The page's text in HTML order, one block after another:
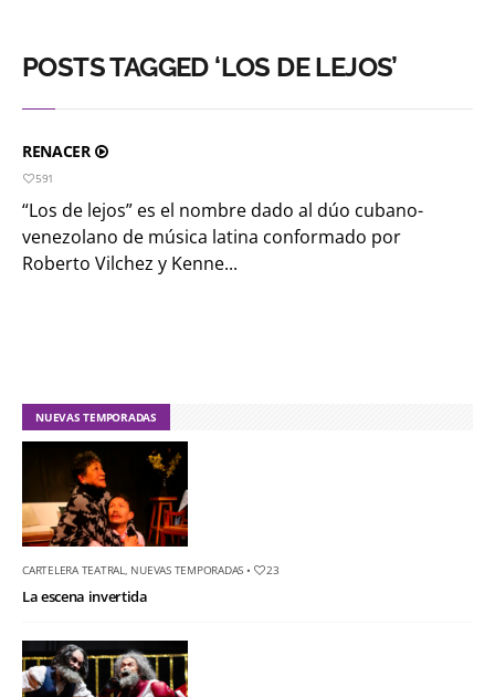
POSTS TAGGED ‘LOS DE LEJOS’
RENACER
591
“Los de lejos” es el nombre dado al dúo cubano-
venezolano de música latina conformado por
Roberto Vilchez y Kenne...
NUEVAS TEMPORADAS
CARTELERA TEATRAL NUEVAS TEMPORADAS • 23
La escena invertida